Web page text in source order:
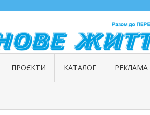
ПРОЄКТИ КАТАЛОГ РЕКЛАМА